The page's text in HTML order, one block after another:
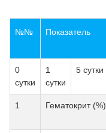
№№ Показатель
0
сутки
1
сутки
5 сутки
1 Гематокрит (%)